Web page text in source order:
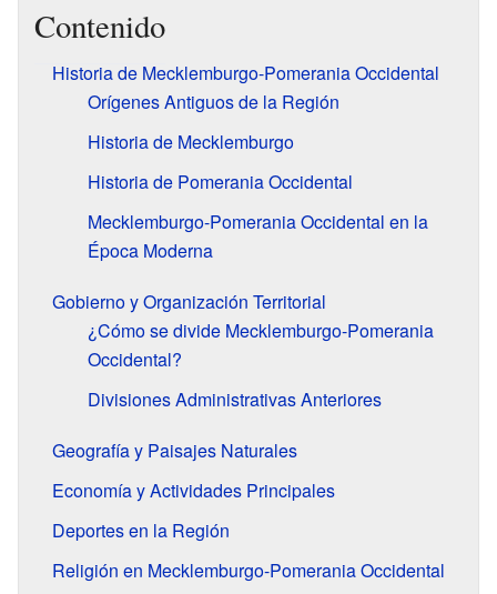
Contenido
Historia de Mecklemburgo-Pomerania Occidental
Orígenes Antiguos de la Región
Historia de Mecklemburgo
Historia de Pomerania Occidental
Mecklemburgo-Pomerania Occidental en la
Época Moderna
Gobierno y Organización Territorial
¿Cómo se divide Mecklemburgo-Pomerania
Occidental?
Divisiones Administrativas Anteriores
Geografía y Paisajes Naturales
Economía y Actividades Principales
Deportes en la Región
Religión en Mecklemburgo-Pomerania Occidental